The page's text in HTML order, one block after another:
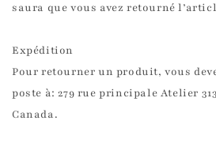
saura que vous avez retourné
Expédition
Pour retourner un produit, vous
poste à: 279 rue principale Atelier
Canada.